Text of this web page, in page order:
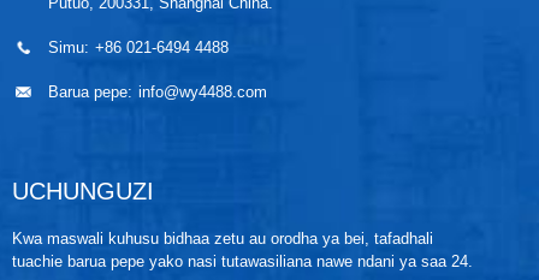
Simu: +86 021-6494 4488
Barua pepe: info@wy4488.com
UCHUNGUZI
Kwa maswali kuhusu bidhaa zetu au orodha ya bei, tafadhali
tuachie barua pepe yako nasi tutawasiliana nawe ndani ya saa 24.